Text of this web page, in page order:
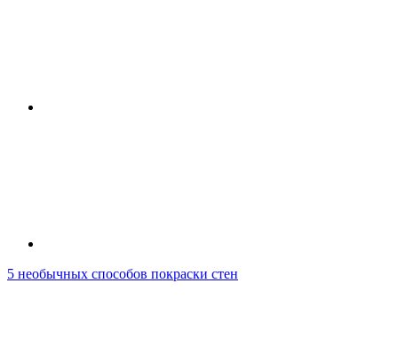
5 необычных способов покраски стен